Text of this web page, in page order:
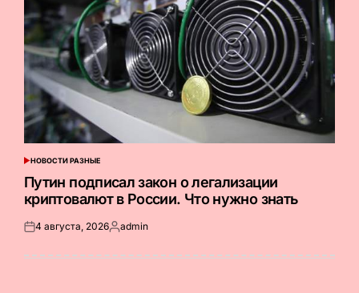
ОПУБЛИКОВАНО
В
НОВОСТИ РАЗНЫЕ
Путин подписал закон о легализации
криптовалют в России. Что нужно знать
Опубликовано
4 августа, 2026Запись
admin